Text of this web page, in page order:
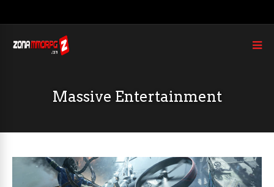
Massive Entertainment